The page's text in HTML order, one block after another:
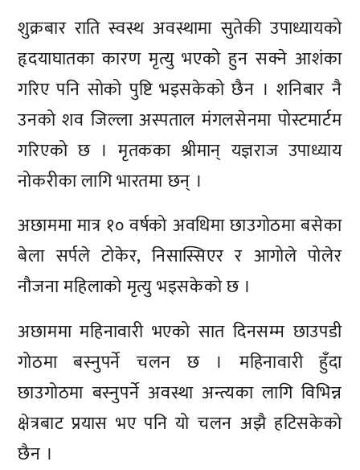
शुक्रबार राति स्वस्थ अवस्थामा सुतेकी उपाध्यायको
हृदयाघातका कारण मृत्यु भएको हुन सक्ने आशंका
गरिए पनि सोको पुष्टि भइसकेको छैन । शनिबार नै
उनको शव जिल्ला अस्पताल मंगलसेनमा पोस्टमार्टम
गरिएको छ । मृतकका श्रीमान् यज्ञराज उपाध्याय
नोकरीका लागि भारतमा छन् ।
अछाममा मात्र १० वर्षको अवधिमा छाउगोठमा बसेका
बेला सर्पले टोकेर, निसास्सिएर र आगोले पोलेर
नौजना महिलाको मृत्यु भइसकेको छ ।
अछाममा महिनावारी भएको सात दिनसम्म छाउपडी
गोठमा बस्नुपर्ने चलन छ । महिनावारी हुँदा
छाउगोठमा बस्नुपर्ने अवस्था अन्त्यका लागि विभिन्न
क्षेत्रबाट प्रयास भए पनि यो चलन अझै हटिसकेको
छैन ।